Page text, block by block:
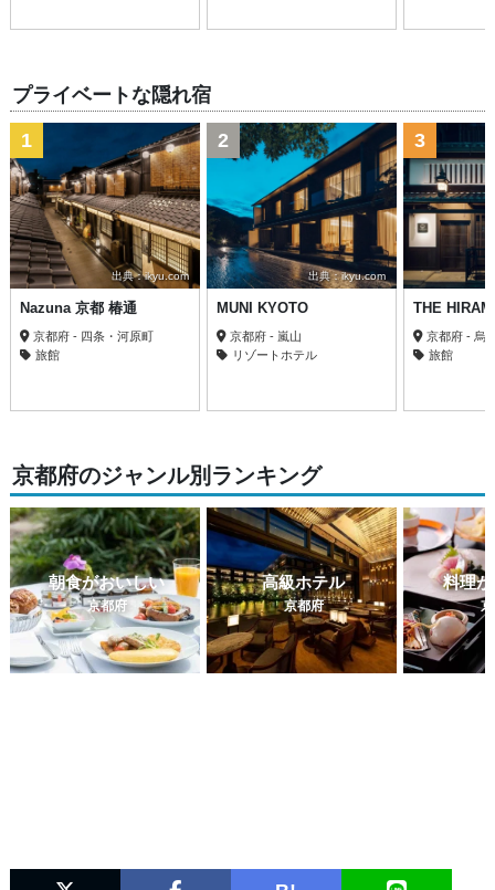
プライベートな隠れ宿
出典：ikyu.com
1
Nazuna 京都 椿通
京都府 - 四条・河原町
旅館
出典：ikyu.com
2
MUNI KYOTO
京都府 - 嵐山
リゾートホテル
3
THE
京都府 - 烏
旅館
京都府のジャンル別ランキング
朝食がおいしい
京都府
高級ホテル
京都府
料理